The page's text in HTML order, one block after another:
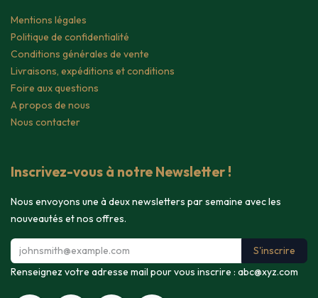
Mentions légales
Politique de confidentialité
Conditions générales de vente
Livraisons, expéditions et conditions
Foire aux questions
A propos de nous
Nous contacter
Inscrivez-vous à notre Newsletter !
Nous envoyons une à deux newsletters par semaine avec les
nouveautés et nos offres.
S'inscrire
Renseignez votre adresse mail pour vous inscrire : abc@xyz.com